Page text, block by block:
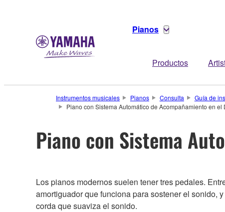
Pianos
Productos
Instrumentos musicales Pianos Consulta Guía de
Piano con Sistema Automático de Acompañamiento en el
Piano con Sistema
Los pianos modernos suelen tener tres pedales.
amortiguador que funciona para sostener el sonido,
corda que suaviza el sonido.